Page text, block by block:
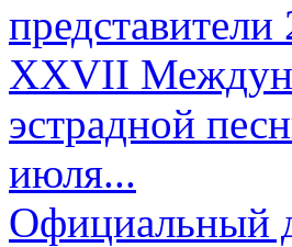
XXVII
эстрадной
июля...
Официальный